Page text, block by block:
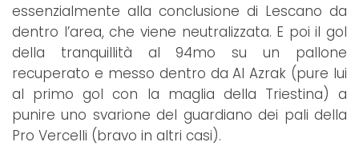
essenzialmente alla conclusione di Lescano da
dentro l’area, che viene neutralizzata. E poi il gol
della tranquillità al 94mo su un pallone
recuperato e messo dentro da Al Azrak (pure lui
al primo gol con la maglia della Triestina) a
punire uno svarione del guardiano dei pali della
Pro Vercelli (bravo in altri casi).